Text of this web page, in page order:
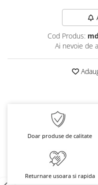
Cod Produs:
Ai nevoie de
Doar produse de calitate
Returnare usoara si rapida